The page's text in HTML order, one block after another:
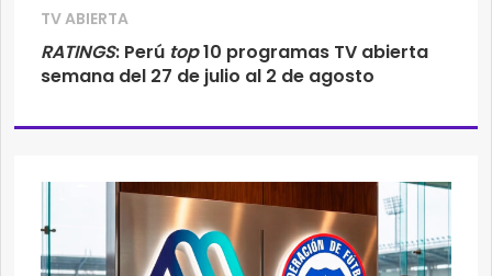
TV ABIERTA
RATINGS: Perú top10 programas TV abierta
semana del 27 de julio al 2 de agosto